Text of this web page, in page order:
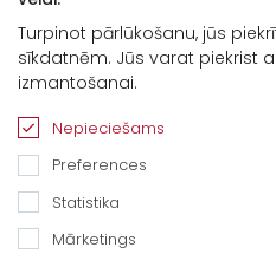
Kontakti
“Baltijas Ceļš”, Brankas, Cenu
Jelgavas novads, LV-3043
Tel. +371 67913161
E-pasts:
info@dotnuvabaltic.lv
Turpinot pārlūkošanu, jūs
sīkdatnēm. Jūs varat piekrist
izmantošanai.
Nepieciešams
Preferences
Statistika
Mārketings